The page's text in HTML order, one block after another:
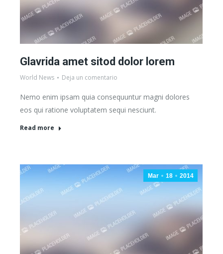
Glavrida amet sitod dolor lorem
World News Deja un comentario
Nemo enim ipsam quia consequuntur magni dolores
eos qui ratione voluptatem sequi nesciunt.
Read more
Mar 18 2014